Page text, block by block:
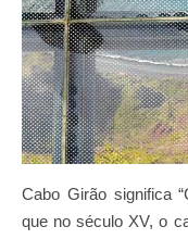
Cabo Girão significa
que no século XV, o